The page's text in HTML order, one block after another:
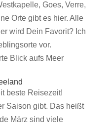
Goes, Verre,
Orte gibt es hier. Alle
wird Dein Favorit? Ich
vor.
beste Reisezeit!
Saison gibt. Das heißt
März sind viele